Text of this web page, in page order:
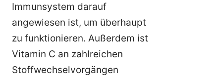
Immunsystem darauf
angewiesen ist, um überhaupt
zu funktionieren. Außerdem ist
Vitamin C an zahlreichen
Stoffwechselvorgängen